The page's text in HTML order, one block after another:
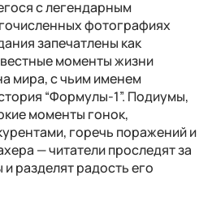
с легендарным
фотографиях
запечатлены как
моменты жизни
мира, с чьим именем
“Формулы-1”. Подиумы,
моменты гонок,
горечь поражений и
— читатели проследят за
разделят радость его